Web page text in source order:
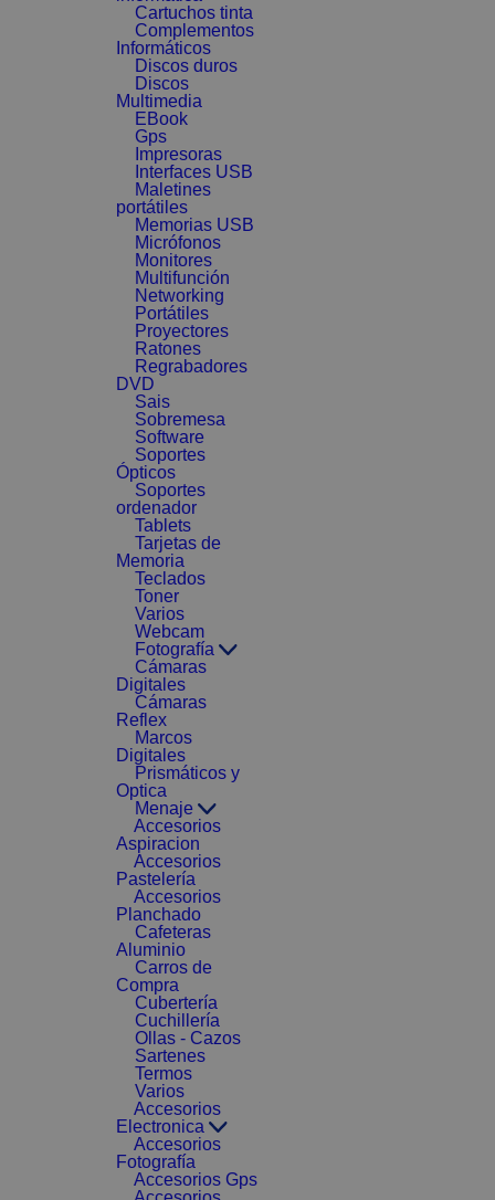
Cartuchos tinta
Complementos
Informáticos
Discos duros
Discos
Multimedia
EBook
Gps
Impresoras
Interfaces USB
Maletines
portátiles
Memorias USB
Micrófonos
Monitores
Multifunción
Networking
Portátiles
Proyectores
Ratones
Regrabadores
DVD
Sais
Sobremesa
Software
Soportes
Ópticos
Soportes
ordenador
Tablets
Tarjetas de
Memoria
Teclados
Toner
Varios
Webcam
Fotografía
Cámaras
Digitales
Cámaras
Reflex
Marcos
Digitales
Prismáticos y
Optica
Menaje
Accesorios
Aspiracion
Accesorios
Pastelería
Accesorios
Planchado
Cafeteras
Aluminio
Carros de
Compra
Cubertería
Cuchillería
Ollas - Cazos
Sartenes
Termos
Varios
Accesorios
Electronica
Accesorios
Fotografía
Accesorios Gps